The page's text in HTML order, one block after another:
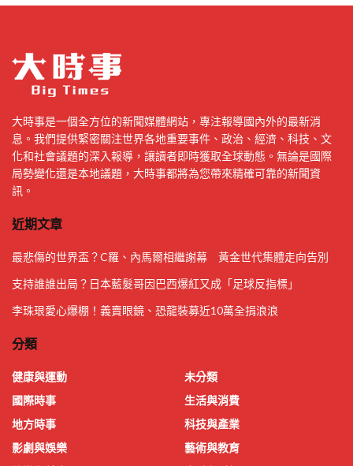
大時事是一個全方位的新聞媒體網站，專注報導國內外的最新消
息。我們提供緊密關注世界各地重要事件、政治、經濟、科技、文
化和社會議題的深入報導，讓讀者即時獲取全球動態。無論是國際
局勢變化還是本地議題，大時事都將為您帶來精確可靠的新聞資
訊。
近期文章
最悲傷的世界盃？C羅、內馬爾相繼謝幕 黃金世代集體走向告別
支持誰誰出局？日本藍髮哥因巴西爆紅又成「足球反指標」
李珠珢愛心爆棚！義賣眼鏡、恐龍裝募近10萬全捐浪浪
分類
健康與運動
國際時事
地方時事
影劇與娛樂
未分類
生活與消費
科技與產業
藝術與教育